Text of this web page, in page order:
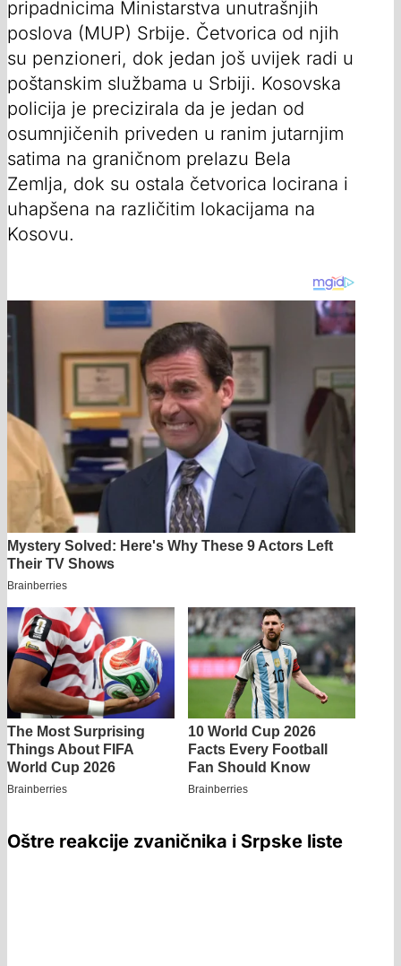
pripadnicima Ministarstva unutrašnjih
poslova (MUP) Srbije. Četvorica od njih
su penzioneri, dok jedan još uvijek radi u
poštanskim službama u Srbiji. Kosovska
policija je precizirala da je jedan od
osumnjičenih priveden u ranim jutarnjim
satima na graničnom prelazu Bela
Zemlja, dok su ostala četvorica locirana i
uhapšena na različitim lokacijama na
Kosovu.
Oštre reakcije zvaničnika i Srpske liste